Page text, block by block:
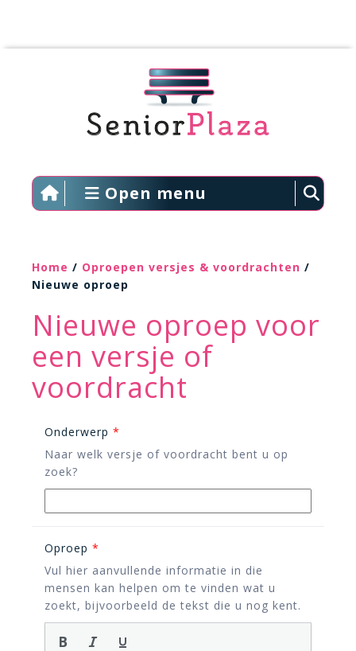
Open menu
Home / Oproepen versjes & voordrachten /
Nieuwe oproep
Nieuwe oproep voor
een versje of
voordracht
Onderwerp *
Naar welk versje of voordracht bent u op
zoek?
Oproep *
Vul hier aanvullende informatie in die
mensen kan helpen om te vinden wat u
zoekt, bijvoorbeeld de tekst die u nog kent.